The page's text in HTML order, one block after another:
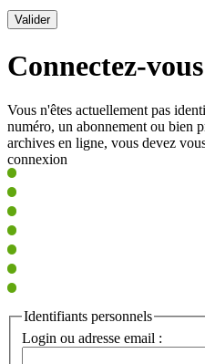
Valider
Connectez-
Vous n'êtes actuellement pas
numéro, un abonnement ou bien
archives en ligne, vous devez
connexion
Identifiants personnels
Login ou adresse email :